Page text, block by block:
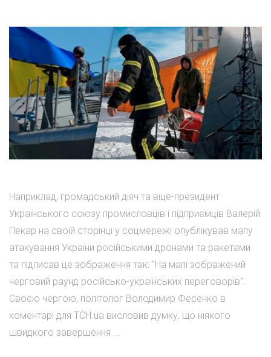
Наприклад, громадський діяч та віце-президент
Українського союзу промисловців і підприємців Валерій
Пекар на своїй сторінці у соцмережі опублікував мапу
атакування України російськими дронами та ракетами
та підписав це зображення так: "На мапі зображений
черговий раунд російсько-українських переговорів".
Своєю чергою, політолог Володимир Фесенко в
коментарі для ТСН.ua висловив думку, що ніякого
швидкого завершення ...